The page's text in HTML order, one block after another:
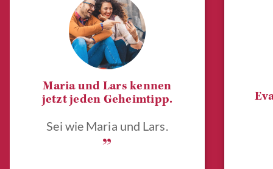
Maria und Lars kennen
jetzt jeden Geheimtipp.
Sei wie Maria und Lars.
„